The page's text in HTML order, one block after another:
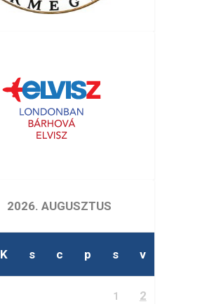
2026. AUGUSZTUS
K s c p s v
1 2